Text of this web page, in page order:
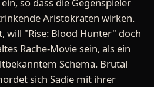
so dass die Gegenspieler
Aristokraten wirken.
will "Rise: Blood Hunter" doch
Rache-Movie sein, als ein
Schema. Brutal
sich Sadie mit ihrer